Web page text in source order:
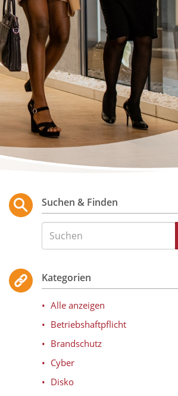
Suchen & Finden
Suche
Kategorien
Alle anzeigen
Betriebshaftpflicht
Brandschutz
Cyber
Disko